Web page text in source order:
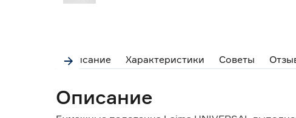
Описание Характеристики Советы
Описание